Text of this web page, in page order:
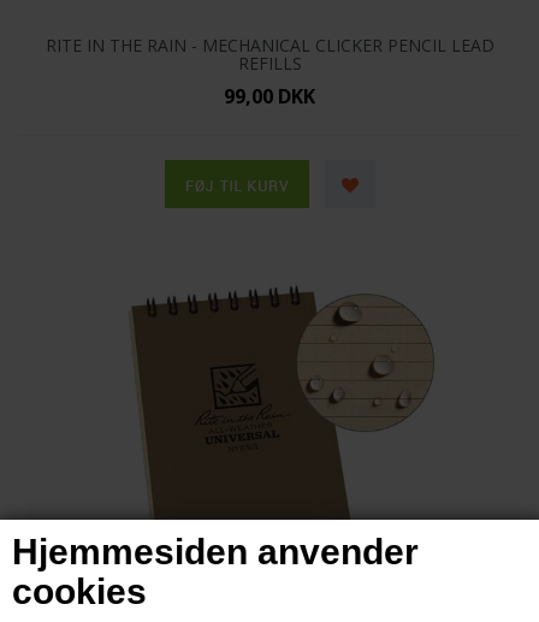
Hjemmesiden anvender
cookies
RITE IN THE RAIN - MECHANICAL CLICKER PENCIL LEAD
REFILLS
99,00 DKK